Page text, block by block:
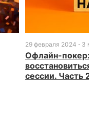
29 февраля 2024 3
Офлайн-покер:
сессии. Часть 2